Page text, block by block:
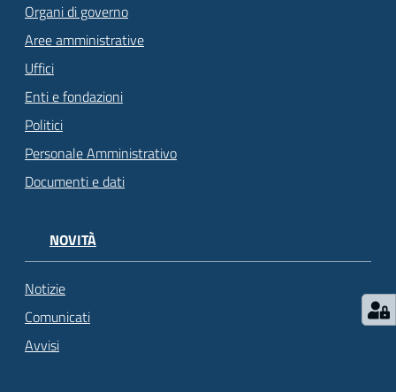
Organi di governo
Aree amministrative
Uffici
Enti e fondazioni
Politici
Personale Amministrativo
Documenti e dati
NOVITÀ
Notizie
Comunicati
Avvisi